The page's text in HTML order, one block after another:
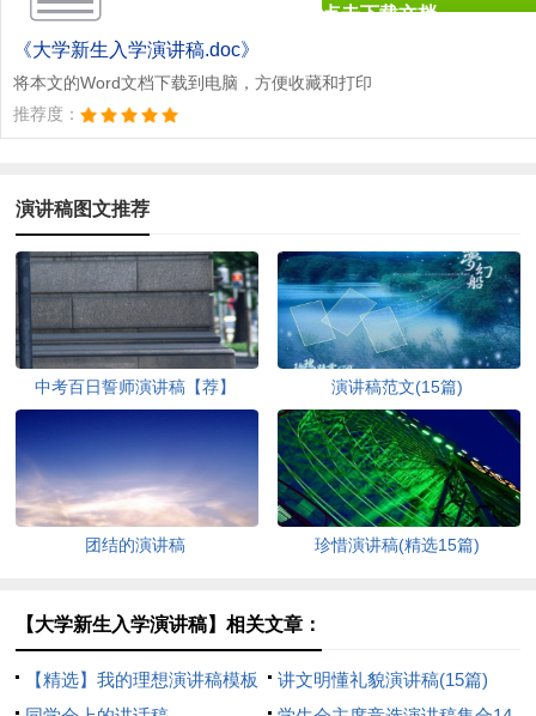
《大学新生入学演讲稿.doc》
将本文的Word文档下载到电脑，方便收藏和打印
推荐度：
点击下载文档
演讲稿图文推荐
中考百日誓师演讲稿【荐】 演讲稿范文(15篇)
团结的演讲稿 珍惜演讲稿(精选15篇)
【大学新生入学演讲稿】相关文章：
【精选】我的理想演讲稿模板
讲文明懂礼貌演讲稿(15篇)